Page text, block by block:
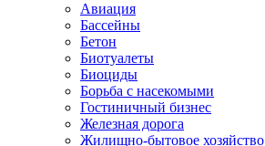
Авиация
Бассейны
Бетон
Биотуалеты
Биоциды
Борьба с насекомыми
Гостиничный бизнес
Железная дорога
Жилищно-бытовое хозяйство